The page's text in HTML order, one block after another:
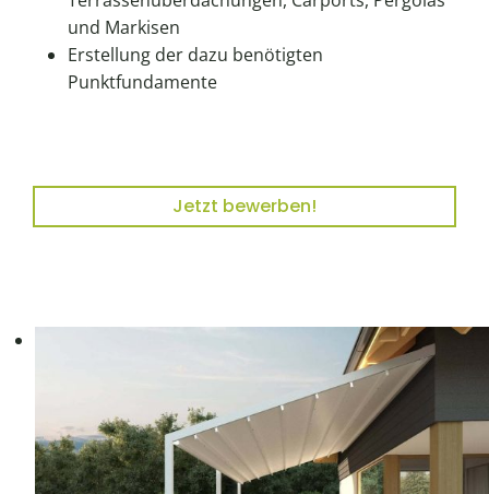
und Markisen
Erstellung der dazu benötigten
Punktfundamente
Jetzt bewerben!